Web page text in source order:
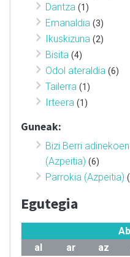
Dantza (1)
Emanaldia (3)
Ikuskizuna (2)
Bisita (4)
Odol ateraldia (6)
Tailerra (1)
Irteera (1)
Guneak:
Bizi Berri
(Azpeitia) (6)
Parrokia (Azpeitia)
Egutegia
al
ar az